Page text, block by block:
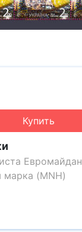
Купить
Евромайдан
марка (MNH)